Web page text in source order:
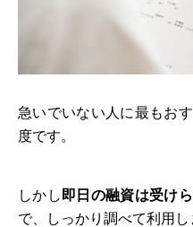
急いでいない人に最もお
度です。
しかし 即日の融資は受け
で、しっかり調べて利用し